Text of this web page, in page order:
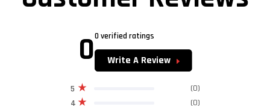
00 verified ratings
Write A Review
4 (0)
5 (0)